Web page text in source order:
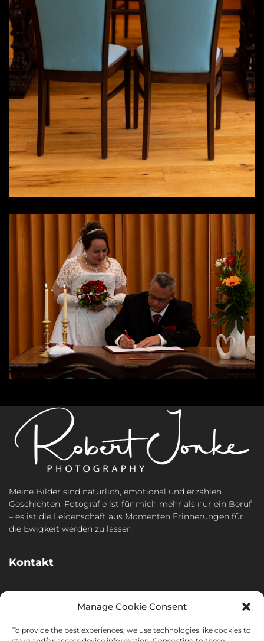
Manage Cookie Consent
To provide the best experiences, we use technologies like cookies to
Meine Bilder sind natürlich, emotional und erzählen
Geschichten. Fotografie ist für mich mehr als nur ein Beruf
– es ist die Leidenschaft aus Momenten Erinnerungen für
die Ewigkeit werden zu lassen.
Kontakt
Tel: +49 (0) 1577 7019 314